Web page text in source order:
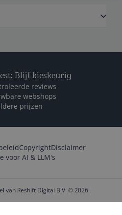
Blijf kieskeurig
reviews
webshops
prijzen
CopyrightDisclaimer
voor AI & LLM's
van Reshift Digital B.V. © 2026